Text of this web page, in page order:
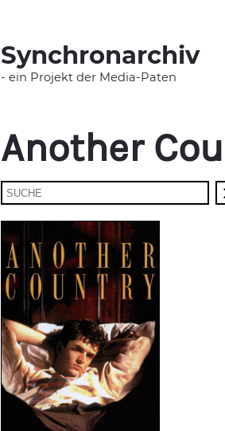
Synchronarchiv
- ein Projekt der Media-Paten
Another